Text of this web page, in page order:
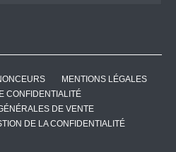
MENTIONS LÉGALES
CONFIDENTIALITÉ
DE VENTE
DE LA CONFIDENTIALITÉ